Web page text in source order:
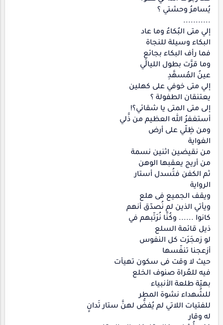
يُسامرُ وحشتي ؟
...........
إلي متى البُكاءُ وما عاد
البكاء وسيلة للنجاة
فما رأف البكاء بجائعِِ
وما قرَّت بطول الليالي
عينُ المُسهَّدِ
إلي متى خوفي على كهلين
يعتنقان الطفولة ؟
إلى متى المتى يا شقائي؟!
أستغفرُ الله العظيم من ذَّلي
ومن ظِلّي على أرض
الغواية
من نقيضين اثنين نسمة
من أريج يعقبها الوهن
ثم الكفن فتُسدل أستار
الرواية
ويقف الجميع فى هلع
ويأتي الذين لم نُصدّق أنهم
كانوا ...... وكُنَّا نُرَتّبهم في
ذيل قائمة السلع
لو زمجَرَت كل النفوس
أزعجنا تنفّسها
حيث لا وقت فى سكون تهيأت
فيه للعُراة صنوف الخلع
بهيّة طلعة الأنبياء
للشُهداء نشوة المطر
للفتيات اللاتي لم يُفضُّ لهنَّ ستار تَدانِِ
له وقار